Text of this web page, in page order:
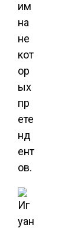
им
на
не
кот
ор
ых
пр
ете
нд
ент
ов.